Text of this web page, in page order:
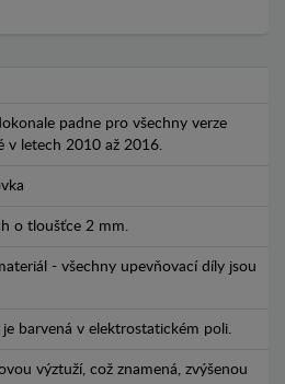
padne pro všechny verze
v letech 2010 až 2016.
o tloušťce 2 mm.
- všechny upevňovací díly jsou
barvená v elektrostatickém poli.
výztuží, což znamená, zvýšenou